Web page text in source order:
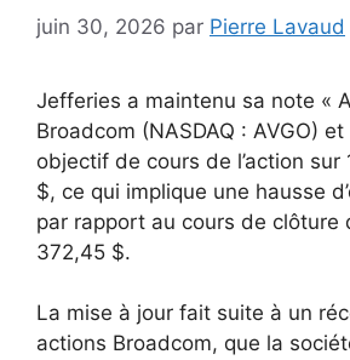
juin 30, 2026 par Pierre Lavaud
Jefferies a maintenu sa note «
Broadcom (NASDAQ : AVGO)
objectif de cours de l’action sur
$, ce qui implique une hausse
par rapport au cours de clôture
372,45 $.
La mise à jour fait suite à un
actions Broadcom, que la